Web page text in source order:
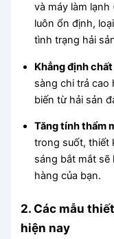
và máy làm
luôn ổn định,
tình trạng hải
Khẳng định
sàng chi trả
biến từ hải sản
Tăng tính thẩm
trong suốt, thiết
sáng bắt mắt sẽ
hàng của bạn.
2. Các mẫu
hiện nay